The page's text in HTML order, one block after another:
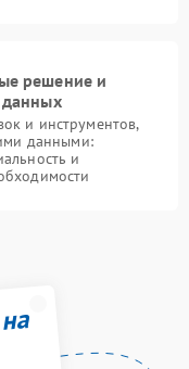
решение и
данных
и инструментов,
данными:
и